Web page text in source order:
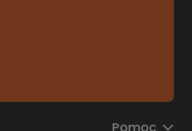
Pomoc